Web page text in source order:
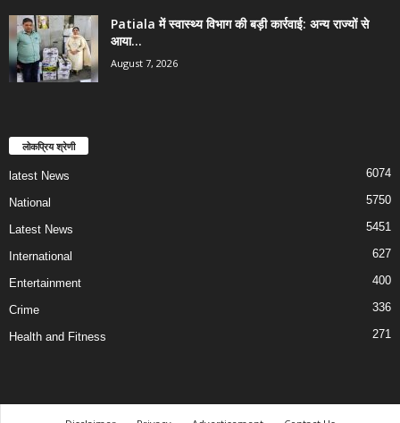
Patiala में स्वास्थ्य विभाग की बड़ी कार्रवाई: अन्य राज्यों से
आया...
August 7, 2026
लोकप्रिय श्रेणी
latest News 6074
National 5750
Latest News 5451
International 627
Entertainment 400
Crime 336
Health and Fitness 271